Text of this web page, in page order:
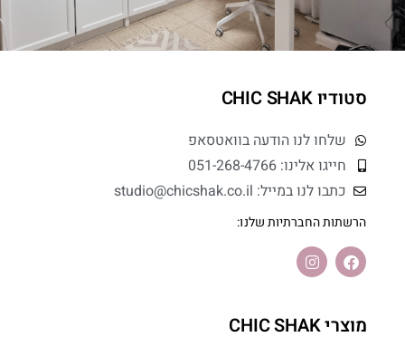
סטודיו CHIC SHAK
שלחו לנו הודעה בוואטסאפ
חייגו אלינו: 051-268-4766
כתבו לנו במייל: studio@chicshak.co.il
הרשתות החברתיות שלנו:
מוצרי CHIC SHAK